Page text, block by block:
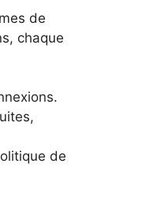
de
chaque
de